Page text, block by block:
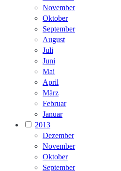
November
Oktober
September
August
Juli
Juni
Mai
April
März
Februar
Januar
2013
Dezember
November
Oktober
September